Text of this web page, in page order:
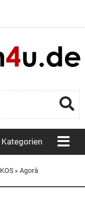
Kategorien
KOS » Agorà